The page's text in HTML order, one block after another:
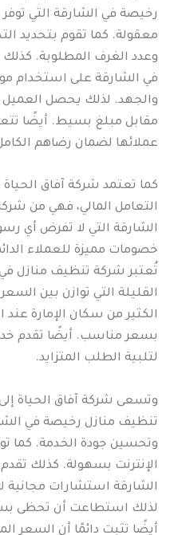
رخيصة في الشارقة التي
معقولة. كما تقوم بتحديد
وعدد الغرف المطلوبة.
في الشارقة على استخدام
والجهد. لذلك يحصل
مقابل مبلغ بسيط. أيضًا
عملائها لضمان رضاهم
كما تعتمد شركة آفاق
التعامل المالي، فهي من
الشارقة التي لا تفرض أي
خصومات مميزة للعملاء
تُعتبر شركة تنظيف منازل
القليلة التي توازن بين
الكثير من سكان الإمارة
بسعر مناسب. أيضًا تقدم
لتلبية الطلب المتزايد.
وتسعى شركة آفاق الحياة
تنظيف منازل رخيصة في
وتحسين جودة الخدمة. كما
الإنترنت بسهولة. كذلك
الشارقة استشارات
لذلك استطاعت أن تحظى
أيضًا تثبت دائمًا أن السعر